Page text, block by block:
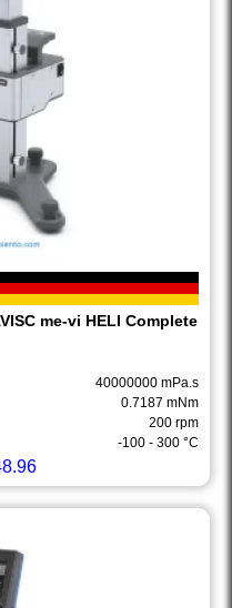
me-vi HELI Complete
40000000 mPa.s
0.7187 mNm
200 rpm
-100 - 300 °C